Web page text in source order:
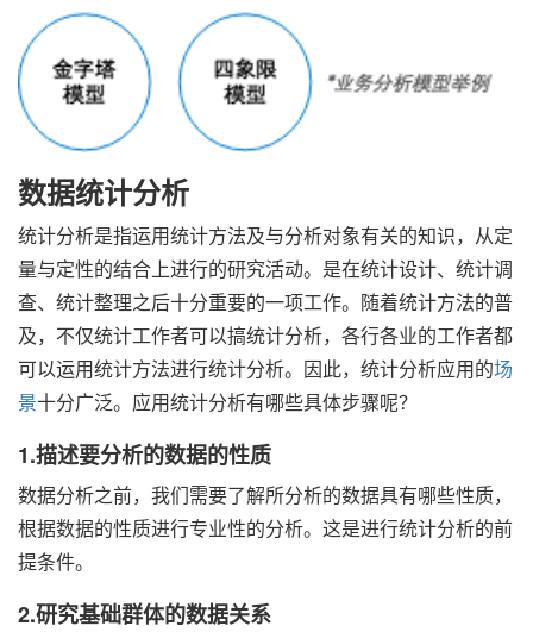
数据统计分析
统计分析是指运用统计方法及与分析对象有关的知识，从定
量与定性的结合上进行的研究活动。是在统计设计、统计调
查、统计整理之后十分重要的一项工作。随着统计方法的普
及，不仅统计工作者可以搞统计分析，各行各业的工作者都
可以运用统计方法进行统计分析。因此，统计分析应用的场
景十分广泛。应用统计分析有哪些具体步骤呢？
1.描述要分析的数据的性质
数据分析之前，我们需要了解所分析的数据具有哪些性质，
根据数据的性质进行专业性的分析。这是进行统计分析的前
提条件。
2.研究基础群体的数据关系